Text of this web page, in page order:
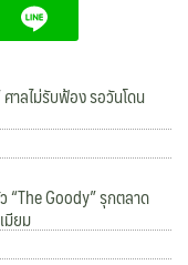
าลไม่รับฟ้อง รอวันโดน
“The Goody” รุกตลาด
มียม